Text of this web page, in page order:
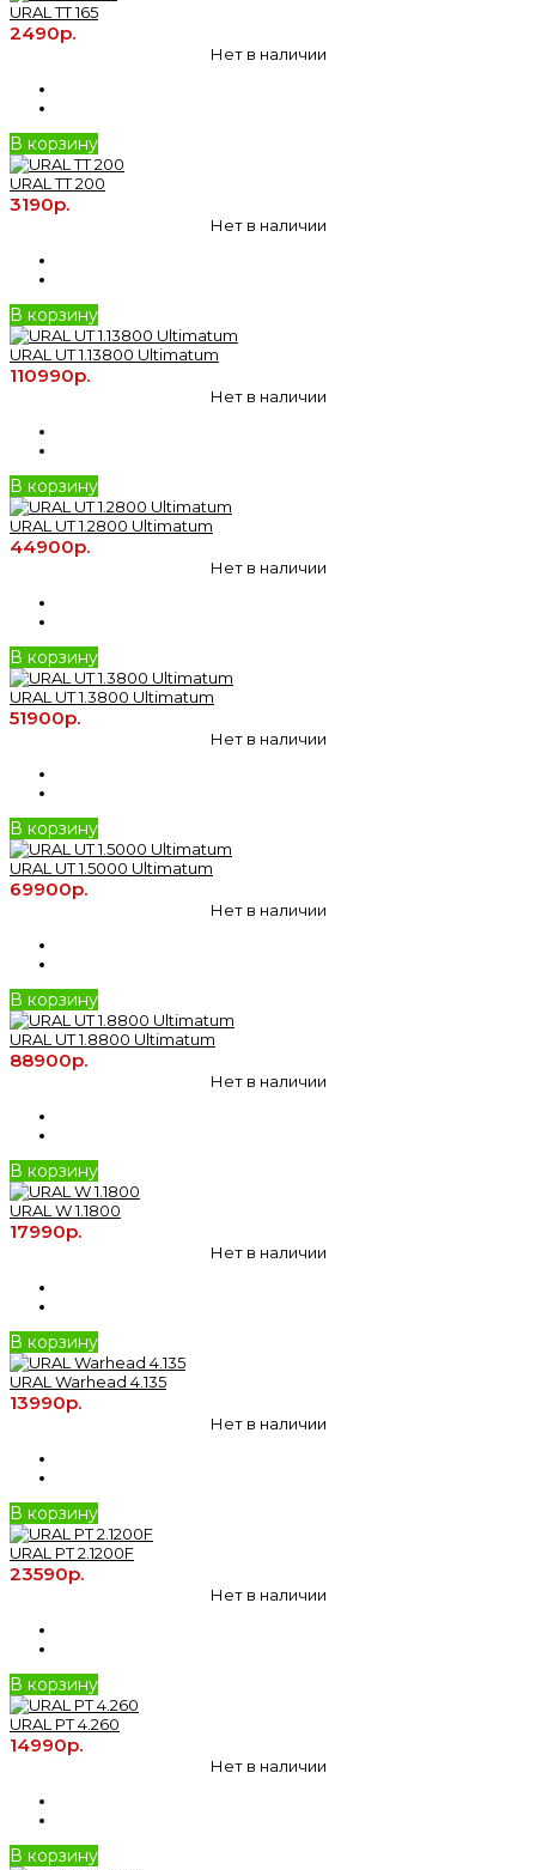
URAL TT 165
2490р.
Нет в наличии
В корзину
URAL TT 200
3190р.
Нет в наличии
В корзину
URAL UT 1.13800 Ultimatum
110990р.
Нет в наличии
В корзину
URAL UT 1.2800 Ultimatum
44900р.
Нет в наличии
В корзину
URAL UT 1.3800 Ultimatum
51900р.
Нет в наличии
В корзину
URAL UT 1.5000 Ultimatum
69900р.
Нет в наличии
В корзину
URAL UT 1.8800 Ultimatum
88900р.
Нет в наличии
В корзину
URAL W 1.1800
17990р.
Нет в наличии
В корзину
URAL Warhead 4.135
13990р.
Нет в наличии
В корзину
URAL РT 2.1200F
23590р.
Нет в наличии
В корзину
URAL РT 4.260
14990р.
Нет в наличии
В корзину